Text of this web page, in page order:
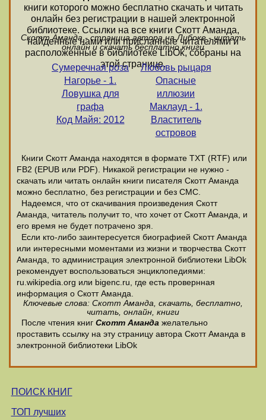
книги которого можно бесплатно скачать и читать
онлайн без регистрации в нашей электронной
библиотеке. Ссылки на все книги Скотт Аманда,
найденные нами или присланные читателями и
расположенные в библиотеке LibOk, собраны на
этой странице.
Скотт Аманда - страница автора на Либоке - читать
онлайн и скачать бесплатно книги
Сумеречная роза
Нагорье - 1.
Ловушка для
графа
Код Майя: 2012
Любовь рыцаря
Опасные
иллюзии
Маклауд - 1.
Властитель
островов
Книги Скотт Аманда находятся в формате ТХТ (RTF) или
FB2 (EPUB или PDF). Никакой регистрации не нужно -
скачать или читать онлайн книги писателя Скотт Аманда
можно бесплатно, без регистрации и без СМС.
Надеемся, что от скачивания произведения Скотт
Аманда, читатель получит то, что хочет от Скотт Аманда, и
его время не будет потрачено зря.
Если кто-либо заинтересуется биографией Скотт Аманда
или интересными моментами из жизни и творчества Скотт
Аманда, то администрация электронной библиотеки LibOk
рекомендует воспользоваться энциклопедиями:
ru.wikipedia.org или bigenc.ru, где есть провернная
информация о Скотт Аманда.
Ключевые слова: Скотт Аманда, скачать, бесплатно,
читать, онлайн, книги
После чтения книг Скотт Аманда желательно
проставить ссылку на эту страницу автора Скотт Аманда в
электронной библиотеки LibOk
ПОИСК КНИГ
ТОП лучших